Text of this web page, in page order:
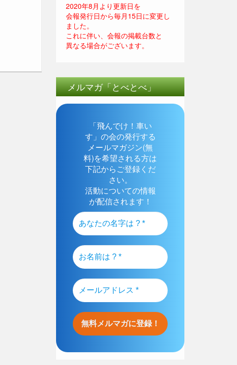
2020年8月より更新日を
会報発行日から毎月15日に変更し
ました。
これに伴い、会報の掲載台数と
異なる場合がございます。
メルマガ「とべとべ」
「飛んでけ！車い
す」の会の発行する
メールマガジン(無
料)を希望される方は
下記からご登録くだ
さい。
活動についての情報
が配信されます！